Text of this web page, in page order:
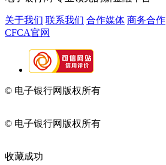
关于我们 联系我们 合作媒体 商务合作
CFCA官网
© 电子银行网版权所有
© 电子银行网版权所有
收藏成功